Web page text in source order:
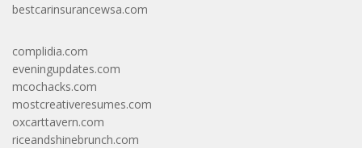
bestcarinsurancewsa.com
complidia.com
eveningupdates.com
mcochacks.com
mostcreativeresumes.com
oxcarttavern.com
riceandshinebrunch.com